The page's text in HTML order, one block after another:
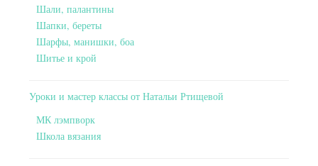
Шали, палантины
Шапки, береты
Шарфы, манишки, боа
Шитье и крой
Уроки и мастер классы от Натальи Ртищевой
МК лэмпворк
Школа вязания